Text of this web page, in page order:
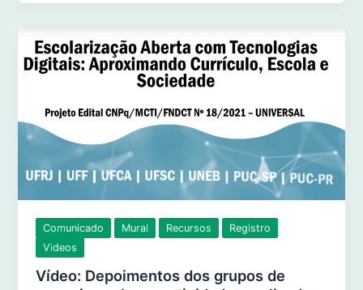
Comunicado Mural Recursos
Registro
Videos
Vídeo: Depoimentos dos grupos de